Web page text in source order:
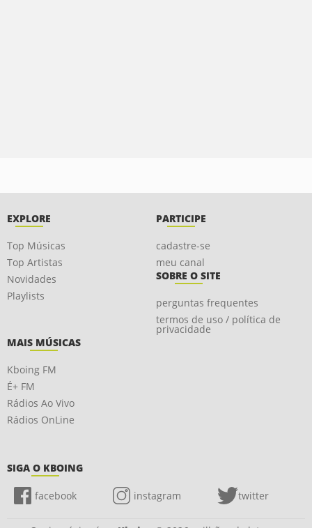
EXPLORE
Top Músicas
Top Artistas
Novidades
Playlists
PARTICIPE
cadastre-se
meu canal
SOBRE O SITE
perguntas frequentes
termos de uso / política de
privacidade
MAIS MÚSICAS
Kboing FM
É+ FM
Rádios Ao Vivo
Rádios OnLine
SIGA O KBOING
facebook instagram twitter